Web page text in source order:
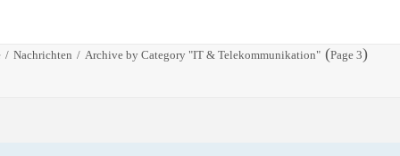
Nachrichten Archive by Category "IT & Telekommunikation" (Page 3)